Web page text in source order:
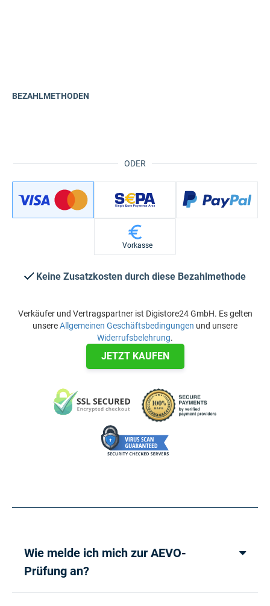
ODER
BEZAHLMETHODEN
Vorkasse
Keine Zusatzkosten durch diese Bezahlmethode
Verkäufer und Vertragspartner ist Digistore24 GmbH. Es gelten
unsereAllgemeinen Geschäftsbedingungen und unsere
Widerrufsbelehrung.
JETZT KAUFEN
Wie melde ich mich zur AEVO-
Prüfung an?